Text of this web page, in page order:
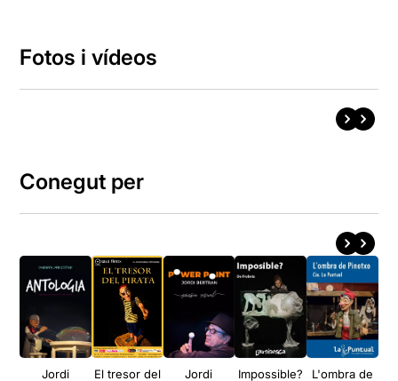
Fotos i vídeos
Conegut per
Jordi El tresor del Jordi Impossible? L'ombra de